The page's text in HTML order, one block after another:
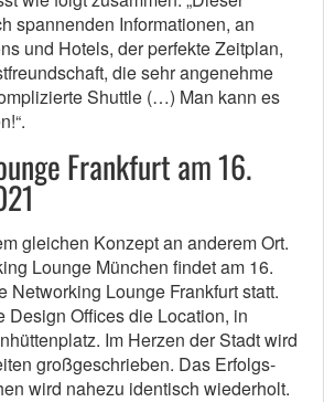
spannenden Informationen, an
und Hotels, der perfekte Zeitplan,
die sehr angenehme
Shuttle (…) Man kann es
Frankfurt am 16.
gleichen Konzept an anderem Ort.
Lounge München findet am 16.
Networking Lounge Frankfurt statt.
Design Offices die Location, in
Im Herzen der Stadt wird
großgeschrieben. Das Erfolgs-
wird nahezu identisch wiederholt.